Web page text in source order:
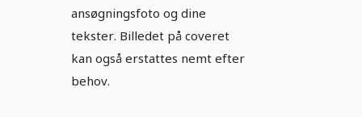
ansøgningsfoto og dine
tekster. Billedet på coveret
kan også erstattes nemt efter
behov.